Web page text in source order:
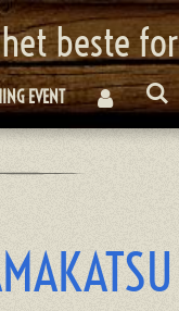
beste
EVENT